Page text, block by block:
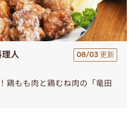
人 08/03 更新
鶏もも肉と鶏むね肉の「竜田